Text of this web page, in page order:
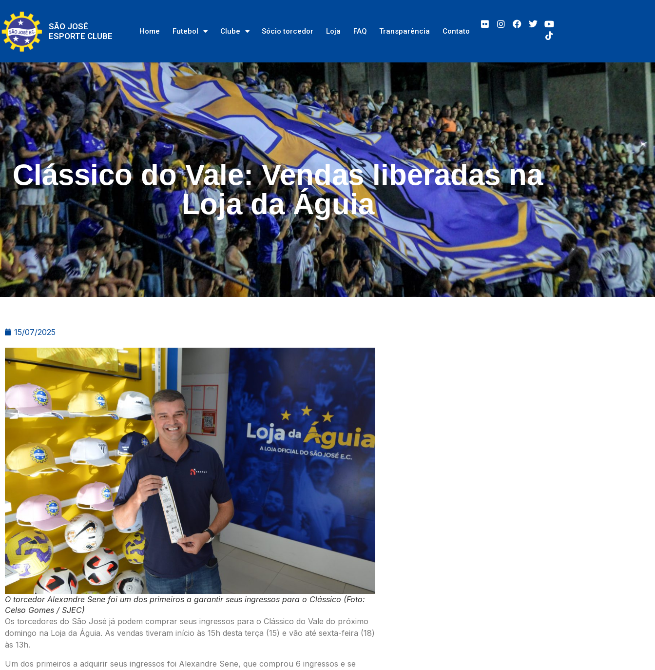
SÃO JOSÉ
ESPORTE CLUBE
Home Futebol Clube Sócio torcedor Loja FAQ Transparência Contato
Clássico do Vale: Vendas liberadas na
Loja da Águia
15/07/2025
O torcedor Alexandre Sene foi um dos primeiros a garantir seus ingressos para o Clássico (Foto:
Celso Gomes / SJEC)
Os torcedores do São José já podem comprar seus ingressos para o Clássico do Vale do próximo
domingo na Loja da Águia. As vendas tiveram início às 15h desta terça (15) e vão até sexta-feira (18)
às 13h.
Um dos primeiros a adquirir seus ingressos foi Alexandre Sene, que comprou 6 ingressos e se